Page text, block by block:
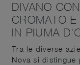
DIVANO
CROMATO
IN PIUMA
Tra le diverse
Nova si